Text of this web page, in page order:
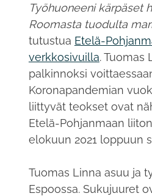
Työhuoneeni kärpäset
Roomasta tuodulta
tutustua Etelä-
verkkosivuilla. Tuomas
palkinnoksi
Koronapandemian
liittyvät teokset ovat
Etelä-Pohjanmaan
elokuun 2021 loppuun
Tuomas Linna asuu ja
Espoossa. Sukujuuret